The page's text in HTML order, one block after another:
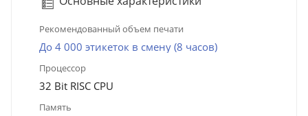
Рекомендованный объем печати
До 4 000 этикеток в смену (8 часов)
Процессор
32 Bit RISC CPU
Память